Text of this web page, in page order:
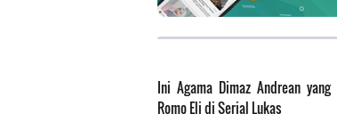
Ini Agama Dimaz Andrean
Romo Eli di Serial Lukas